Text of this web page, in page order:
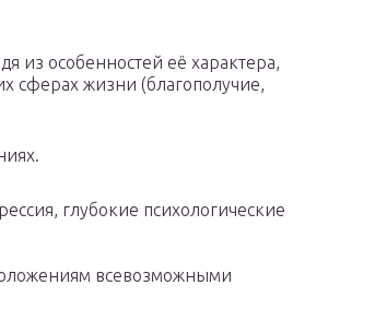
из особенностей её характера,
сферах жизни (благополучие,
глубокие психологические
всевозможными